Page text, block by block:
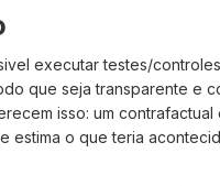
executar testes/
que seja transparente e
isso: um contrafactual
estima o que teria